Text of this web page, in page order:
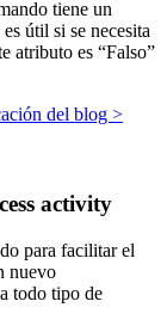
tiene un
es útil si se necesita
atributo es “Falso”
del blog >
activity
para facilitar el
nuevo
todo tipo de